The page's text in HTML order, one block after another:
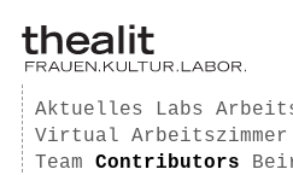
Aktuelles Labs
Virtual Arbeitszimmer
Team
Contributors